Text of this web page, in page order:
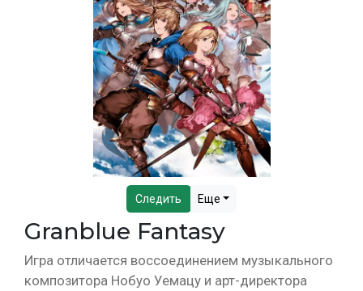
Следить Еще
Granblue Fantasy
Игра отличается воссоединением музыкального
композитора Нобуо Уемацу и арт-директора